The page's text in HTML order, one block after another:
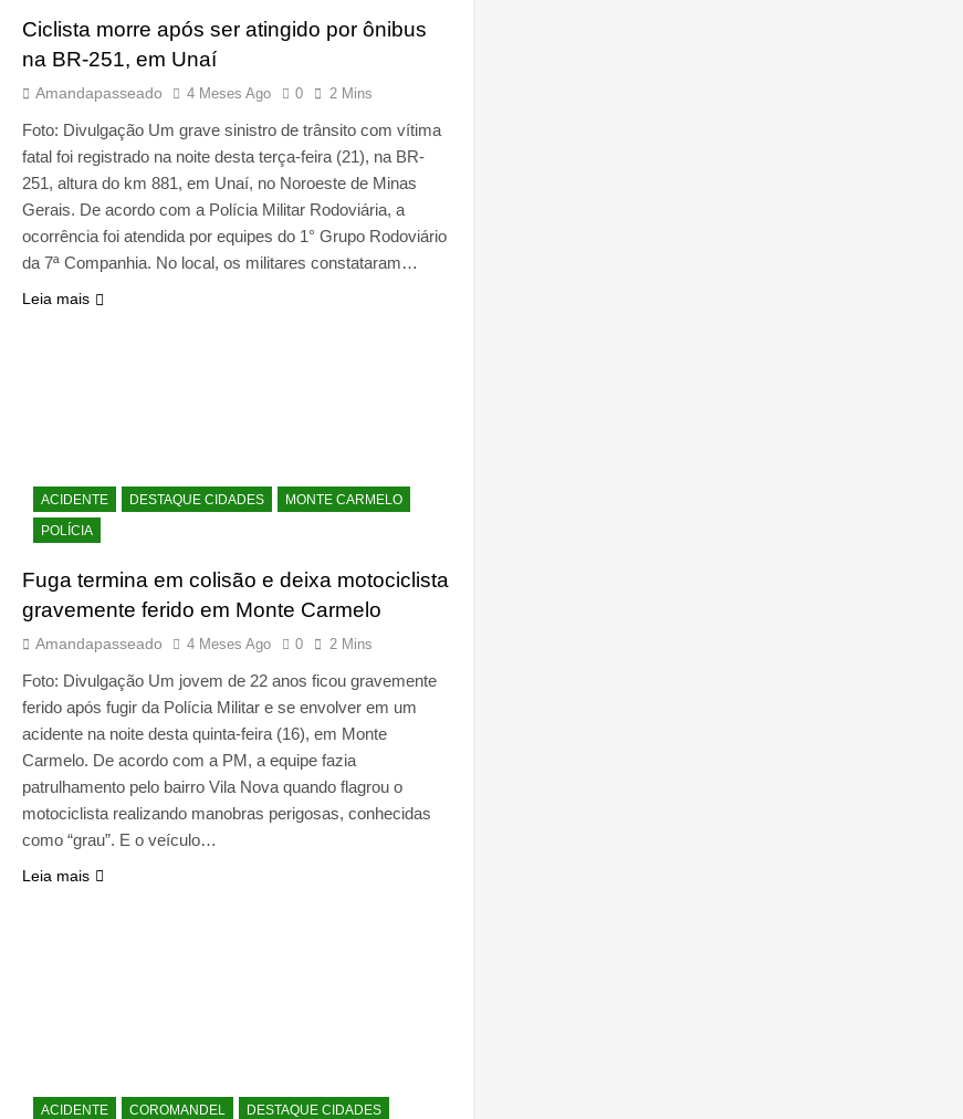
Ciclista morre após ser atingido por ônibus
na BR-251, em Unaí
Amandapasseado 4 Meses Ago 0 2 Mins
Foto: Divulgação Um grave sinistro de trânsito com vítima
fatal foi registrado na noite desta terça-feira (21), na BR-
251, altura do km 881, em Unaí, no Noroeste de Minas
Gerais. De acordo com a Polícia Militar Rodoviária, a
ocorrência foi atendida por equipes do 1° Grupo Rodoviário
da 7ª Companhia. No local, os militares constataram…
Leia mais
ACIDENTE DESTAQUE CIDADES
MONTE CARMELO
POLÍCIA
Fuga termina em colisão e deixa motociclista
gravemente ferido em Monte Carmelo
Amandapasseado 4 Meses Ago 0 2 Mins
Foto: Divulgação Um jovem de 22 anos ficou gravemente
ferido após fugir da Polícia Militar e se envolver em um
acidente na noite desta quinta-feira (16), em Monte
Carmelo. De acordo com a PM, a equipe fazia
patrulhamento pelo bairro Vila Nova quando flagrou o
motociclista realizando manobras perigosas, conhecidas
como “grau”. E o veículo…
Leia mais
ACIDENTE COROMANDEL DESTAQUE CIDADES